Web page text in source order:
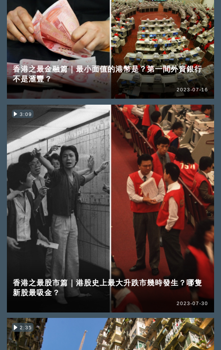
香港之最金融篇｜最小面值的港幣是？第一間外資銀行
不是滙豐？
2023-07-16
3:09
香港之最股市篇｜港股史上最大升跌市幾時發生？哪隻
新股最吸金？
2023-07-30
2:35